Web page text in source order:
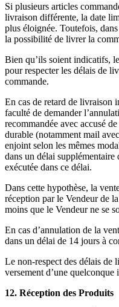
Si plusieurs articles
livraison différente, la date
plus éloignée. Toutefois,
la possibilité de livrer la
Bien qu’ils soient indicatifs,
pour respecter les délais de
commande.
En cas de retard de livraison
faculté de demander
recommandée avec accusé
durable (notamment mail
enjoint selon les mêmes
dans un délai supplémentaire
exécutée dans ce délai.
Dans cette hypothèse, la
réception par le Vendeur de
moins que le Vendeur ne se
En cas d’annulation de la
dans un délai de 14 jours à
Le non-respect des délais de
versement d’une quelconque
12. Réception des Produits